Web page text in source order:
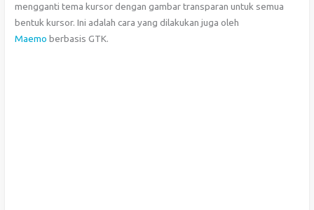
mengganti tema kursor dengan gambar transparan untuk semua
bentuk kursor. Ini adalah cara yang dilakukan juga oleh
Maemo berbasis GTK.